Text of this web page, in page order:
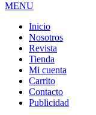
MENU
Inicio
Nosotros
Revista
Tienda
Mi cuenta
Carrito
Contacto
Publicidad